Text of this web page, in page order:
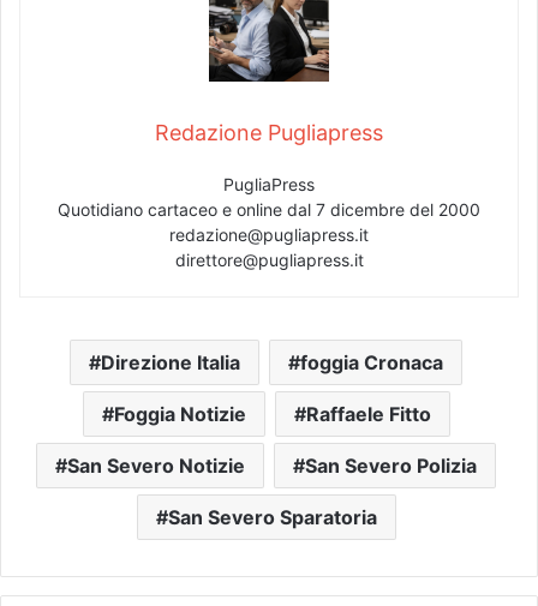
Redazione Pugliapress
PugliaPress
Quotidiano cartaceo e online dal 7 dicembre del 2000
redazione@pugliapress.it
direttore@pugliapress.it
Direzione Italia foggia Cronaca
Foggia Notizie Raffaele Fitto
San Severo Notizie San Severo Polizia
San Severo Sparatoria